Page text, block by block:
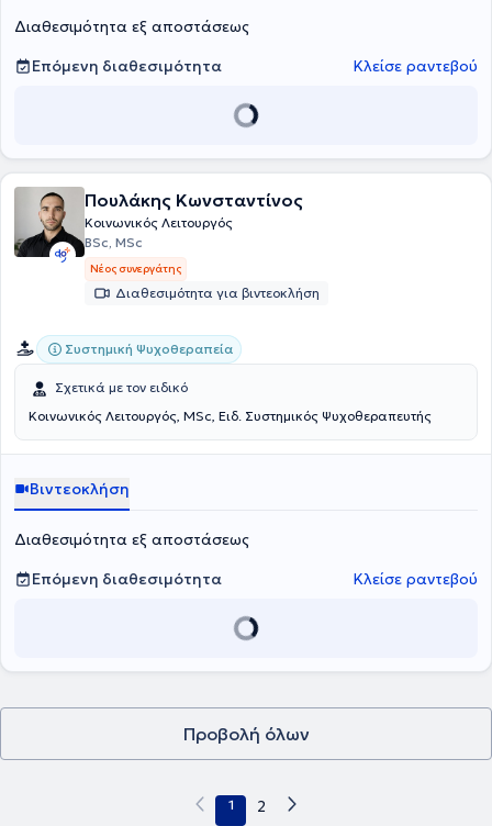
Υποστήριξης.
Διαθεσιμότητα εξ αποστάσεως
Επόμενη διαθεσιμότητα
Κλείσε ραντεβού
Πουλάκης Κωνσταντίνος
Κοινωνικός Λειτουργός
BSc, MSc
Νέος συνεργάτης
Διαθεσιμότητα για βιντεοκλήση
Συστημική Ψυχοθεραπεία
Σχετικά με τον ειδικό
Κοινωνικός Λειτουργός, MSc, Ειδ. Συστημικός Ψυχοθεραπευτής
Βιντεοκλήση
Διαθεσιμότητα εξ αποστάσεως
Επόμενη διαθεσιμότητα
Κλείσε ραντεβού
Προβολή όλων
1 2